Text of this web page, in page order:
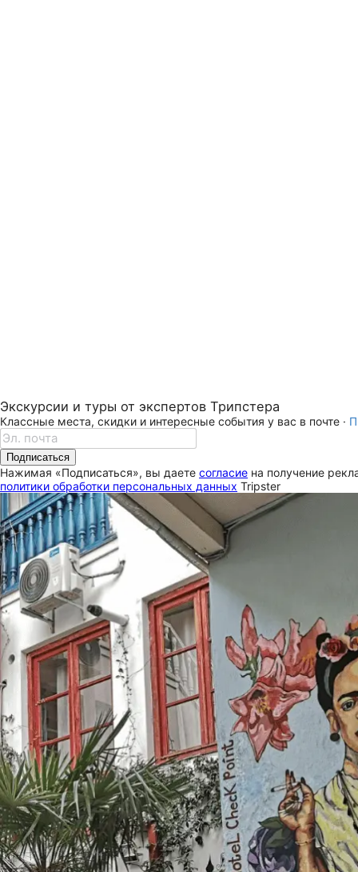
Экскурсии и туры от экспертов Трипстера
Классные места, скидки и интересные события у вас в почте ·
Подписаться
Нажимая «Подписаться», вы даете согласие на получение
политики обработки персональных данных Tripster